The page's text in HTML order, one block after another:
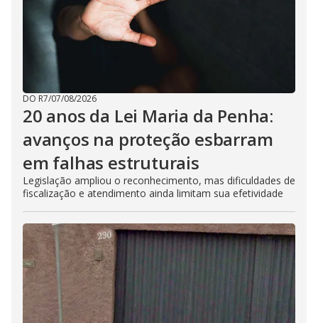
DO R7/07/08/2026
20 anos da Lei Maria da Penha:
avanços na proteção esbarram
em falhas estruturais
Legislação ampliou o reconhecimento, mas dificuldades de
fiscalização e atendimento ainda limitam sua efetividade